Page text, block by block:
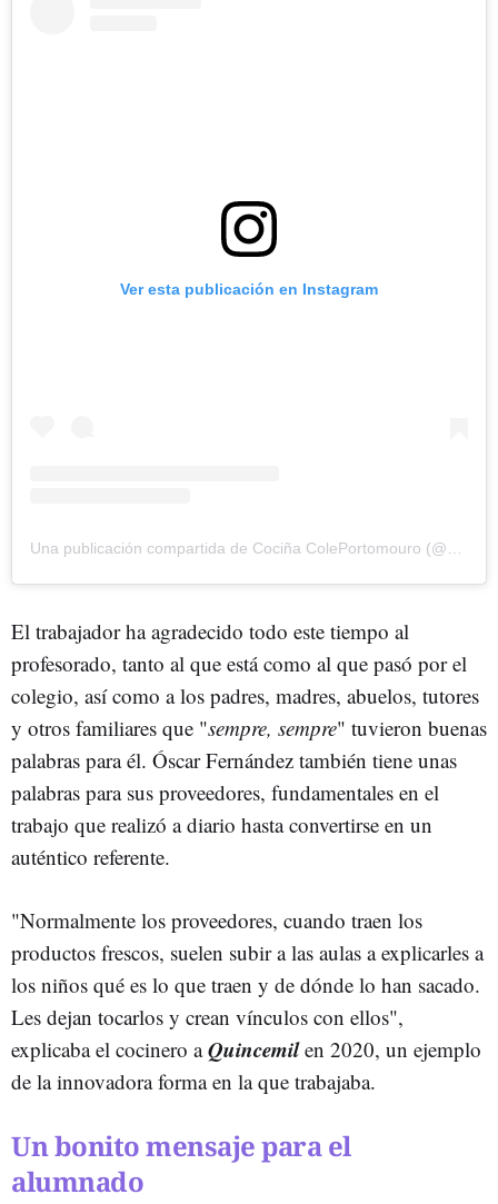
Ver esta publicación en Instagram
El trabajador ha agradecido todo este tiempo al
profesorado, tanto al que está como al que pasó por el
colegio, así como a los padres, madres, abuelos, tutores
y otros familiares que "sempre, sempre" tuvieron buenas
palabras para él. Óscar Fernández también tiene unas
palabras para sus proveedores, fundamentales en el
trabajo que realizó a diario hasta convertirse en un
auténtico referente.
"Normalmente los proveedores, cuando traen los
productos frescos, suelen subir a las aulas a explicarles a
los niños qué es lo que traen y de dónde lo han sacado.
Les dejan tocarlos y crean vínculos con ellos",
explicaba el cocinero aQuincemilen 2020, un ejemplo
de la innovadora forma en la que trabajaba.
Un bonito mensaje para el
alumnado